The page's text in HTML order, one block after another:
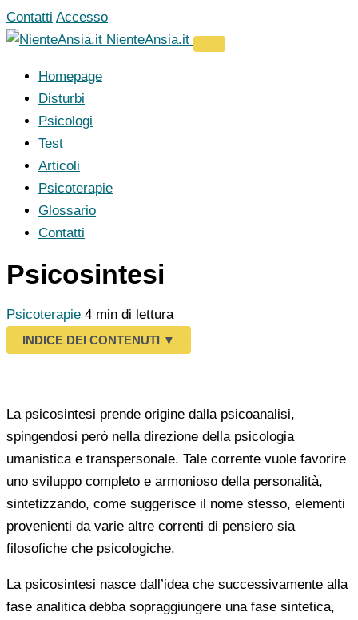
Vai
al
Contatti Accesso
NienteAnsia.it
Homepage
Disturbi
Psicologi
Test
Articoli
Psicoterapie
Glossario
Contatti
Psicosintesi
Psicoterapie 4 min di lettura
INDICE DEI CONTENUTI ▼
La psicosintesi prende origine dalla psicoanalisi,
spingendosi però nella direzione della psicologia
umanistica e transpersonale. Tale corrente vuole favorire
uno sviluppo completo e armonioso della personalità,
sintetizzando, come suggerisce il nome stesso, elementi
provenienti da varie altre correnti di pensiero sia
filosofiche che psicologiche.
La psicosintesi nasce dall’idea che successivamente alla
fase analitica debba sopraggiungere una fase sintetica,